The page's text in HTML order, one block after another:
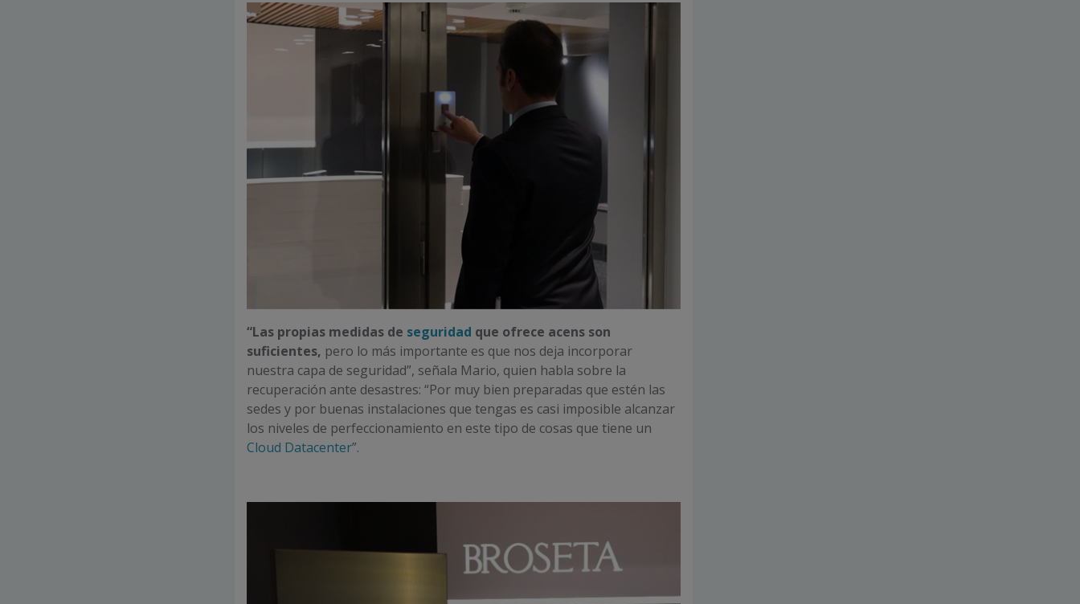
“Las propias medidas de seguridad que ofrece acens son
suficientes, pero lo más importante es que nos deja incorporar
nuestra capa de seguridad”, señala Mario, quien habla sobre la
recuperación ante desastres: “Por muy bien preparadas que estén las
sedes y por buenas instalaciones que tengas es casi imposible alcanzar
los niveles de perfeccionamiento en este tipo de cosas que tiene un
Cloud Datacenter”.